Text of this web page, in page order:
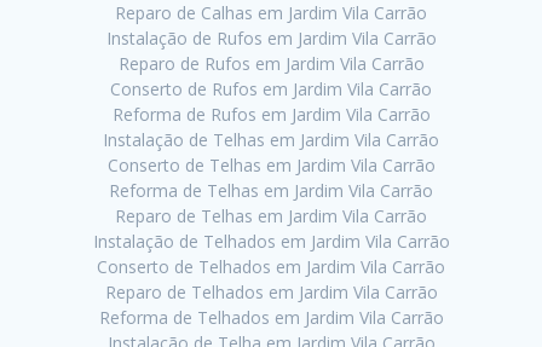
Reparo de Calhas em Jardim Vila Carrão
Instalação de Rufos em Jardim Vila Carrão
Reparo de Rufos em Jardim Vila Carrão
Conserto de Rufos em Jardim Vila Carrão
Reforma de Rufos em Jardim Vila Carrão
Instalação de Telhas em Jardim Vila Carrão
Conserto de Telhas em Jardim Vila Carrão
Reforma de Telhas em Jardim Vila Carrão
Reparo de Telhas em Jardim Vila Carrão
Instalação de Telhados em Jardim Vila Carrão
Conserto de Telhados em Jardim Vila Carrão
Reparo de Telhados em Jardim Vila Carrão
Reforma de Telhados em Jardim Vila Carrão